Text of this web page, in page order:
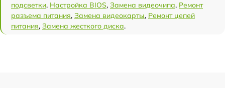
подсветки, Настройка BIOS, Замена видеочипа, Ремонт
разъема питания, Замена видеокарты, Ремонт цепей
питания, Замена жесткого диска.